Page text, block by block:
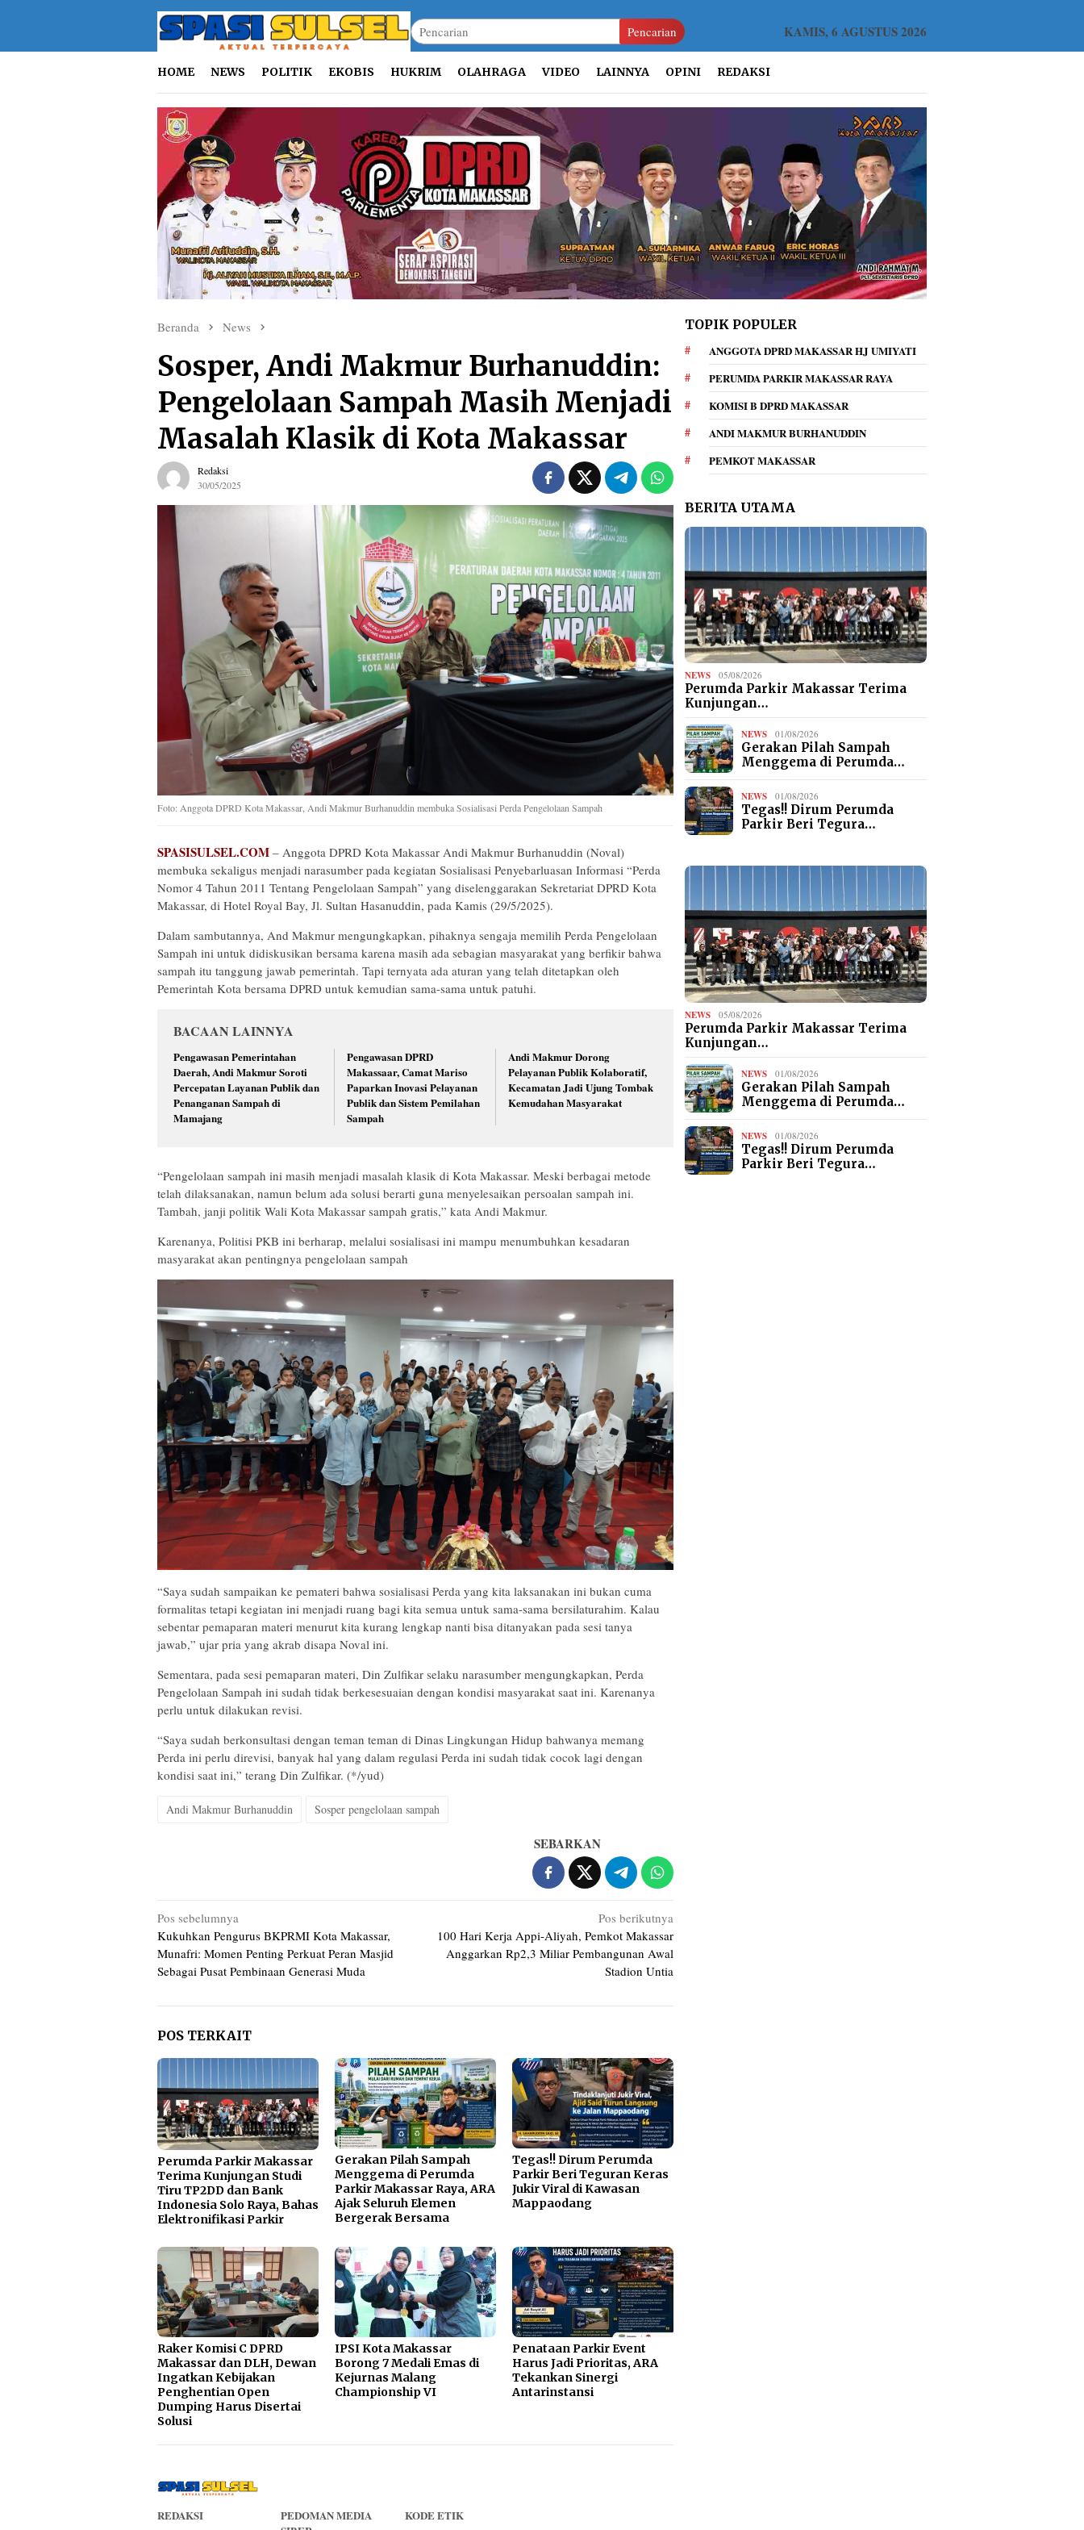
Pencarian KAMIS, 6 AGUSTUS 2026
HOME NEWS POLITIK EKOBIS HUKRIM OLAHRAGA VIDEO LAINNYA OPINI REDAKSI
Beranda News
Sosper, Andi Makmur Burhanuddin:
Pengelolaan Sampah Masih Menjadi
Masalah Klasik di Kota Makassar
Redaksi
30/05/2025
Foto: Anggota DPRD Kota Makassar, Andi Makmur Burhanuddin membuka Sosialisasi Perda Pengelolaan Sampah
SPASISULSEL.COM – Anggota DPRD Kota Makassar Andi Makmur Burhanuddin (Noval)
membuka sekaligus menjadi narasumber pada kegiatan Sosialisasi Penyebarluasan Informasi “Perda
Nomor 4 Tahun 2011 Tentang Pengelolaan Sampah” yang diselenggarakan Sekretariat DPRD Kota
Makassar, di Hotel Royal Bay, Jl. Sultan Hasanuddin, pada Kamis (29/5/2025).
Dalam sambutannya, And Makmur mengungkapkan, pihaknya sengaja memilih Perda Pengelolaan
Sampah ini untuk didiskusikan bersama karena masih ada sebagian masyarakat yang berfikir bahwa
sampah itu tanggung jawab pemerintah. Tapi ternyata ada aturan yang telah ditetapkan oleh
Pemerintah Kota bersama DPRD untuk kemudian sama-sama untuk patuhi.
BACAAN LAINNYA
Pengawasan Pemerintahan
Daerah, Andi Makmur Soroti
Percepatan Layanan Publik dan
Penanganan Sampah di
Mamajang
Pengawasan DPRD
Makassaar, Camat Mariso
Paparkan Inovasi Pelayanan
Publik dan Sistem Pemilahan
Sampah
Andi Makmur Dorong
Pelayanan Publik Kolaboratif,
Kecamatan Jadi Ujung Tombak
Kemudahan Masyarakat
“Pengelolaan sampah ini masih menjadi masalah klasik di Kota Makassar. Meski berbagai metode
telah dilaksanakan, namun belum ada solusi berarti guna menyelesaikan persoalan sampah ini.
Tambah, janji politik Wali Kota Makassar sampah gratis,” kata Andi Makmur.
Karenanya, Politisi PKB ini berharap, melalui sosialisasi ini mampu menumbuhkan kesadaran
masyarakat akan pentingnya pengelolaan sampah
“Saya sudah sampaikan ke pemateri bahwa sosialisasi Perda yang kita laksanakan ini bukan cuma
formalitas tetapi kegiatan ini menjadi ruang bagi kita semua untuk sama-sama bersilaturahim. Kalau
sebentar pemaparan materi menurut kita kurang lengkap nanti bisa ditanyakan pada sesi tanya
jawab,” ujar pria yang akrab disapa Noval ini.
Sementara, pada sesi pemaparan materi, Din Zulfikar selaku narasumber mengungkapkan, Perda
Pengelolaan Sampah ini sudah tidak berkesesuaian dengan kondisi masyarakat saat ini. Karenanya
perlu untuk dilakukan revisi.
“Saya sudah berkonsultasi dengan teman teman di Dinas Lingkungan Hidup bahwanya memang
Perda ini perlu direvisi, banyak hal yang dalam regulasi Perda ini sudah tidak cocok lagi dengan
kondisi saat ini,” terang Din Zulfikar. (*/yud)
Andi Makmur Burhanuddin Sosper pengelolaan sampah
SEBARKAN
Navigasi
pos
Pos sebelumnya
Kukuhkan Pengurus BKPRMI Kota Makassar,
Munafri: Momen Penting Perkuat Peran Masjid
Sebagai Pusat Pembinaan Generasi Muda
Pos berikutnya
100 Hari Kerja Appi-Aliyah, Pemkot Makassar
Anggarkan Rp2,3 Miliar Pembangunan Awal
Stadion Untia
POS TERKAIT
Perumda Parkir Makassar
Terima Kunjungan Studi
Tiru TP2DD dan Bank
Indonesia Solo Raya, Bahas
Elektronifikasi Parkir
Gerakan Pilah Sampah
Menggema di Perumda
Parkir Makassar Raya, ARA
Ajak Seluruh Elemen
Bergerak Bersama
Tegas!! Dirum Perumda
Parkir Beri Teguran Keras
Jukir Viral di Kawasan
Mappaodang
Raker Komisi C DPRD
Makassar dan DLH, Dewan
Ingatkan Kebijakan
Penghentian Open
Dumping Harus Disertai
Solusi
IPSI Kota Makassar
Borong 7 Medali Emas di
Kejurnas Malang
Championship VI
Penataan Parkir Event
Harus Jadi Prioritas, ARA
Tekankan Sinergi
Antarinstansi
TOPIK POPULER
ANGGOTA DPRD MAKASSAR HJ UMIYATI
PERUMDA PARKIR MAKASSAR RAYA
KOMISI B DPRD MAKASSAR
ANDI MAKMUR BURHANUDDIN
PEMKOT MAKASSAR
BERITA UTAMA
NEWS 05/08/2026
Perumda Parkir Makassar Terima
Kunjungan…
NEWS 01/08/2026
Gerakan Pilah Sampah
Menggema di Perumda…
NEWS 01/08/2026
Tegas!! Dirum Perumda
Parkir Beri Tegura…
NEWS 05/08/2026
Perumda Parkir Makassar Terima
Kunjungan…
NEWS 01/08/2026
Gerakan Pilah Sampah
Menggema di Perumda…
NEWS 01/08/2026
Tegas!! Dirum Perumda
Parkir Beri Tegura…
REDAKSI
PEDOMAN MEDIA
KODE ETIK